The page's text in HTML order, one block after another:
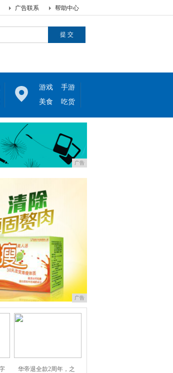
帮助中心
广告联系
游戏
手游
美食
吃货
广告
广告
华帝退全款2周年，之